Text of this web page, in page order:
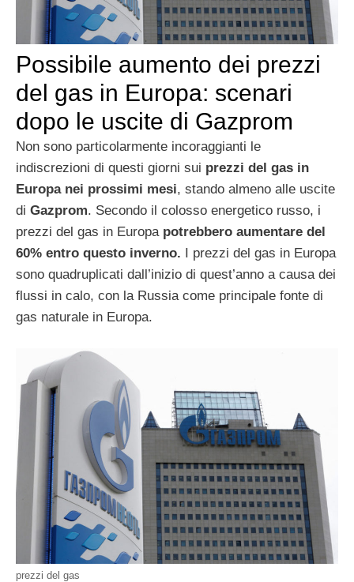
Possibile aumento dei prezzi
del gas in Europa: scenari
dopo le uscite di Gazprom
Non sono particolarmente incoraggianti le
indiscrezioni di questi giorni sui prezzi del gas in
Europa nei prossimi mesi, stando almeno alle uscite
di Gazprom. Secondo il colosso energetico russo, i
prezzi del gas in Europa potrebbero aumentare del
60% entro questo inverno. I prezzi del gas in Europa
sono quadruplicati dall’inizio di quest’anno a causa dei
flussi in calo, con la Russia come principale fonte di
gas naturale in Europa.
prezzi del gas